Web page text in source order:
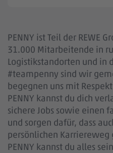
PENNY ist Teil der REWE
31.000 Mitarbeitende in
Logistikstandorten und in
#teampenny sind wir
begegnen uns mit
PENNY kannst du dich
sichere Jobs sowie einen
und sorgen dafür, dass
persönlichen Karriereweg
PENNY kannst du alles